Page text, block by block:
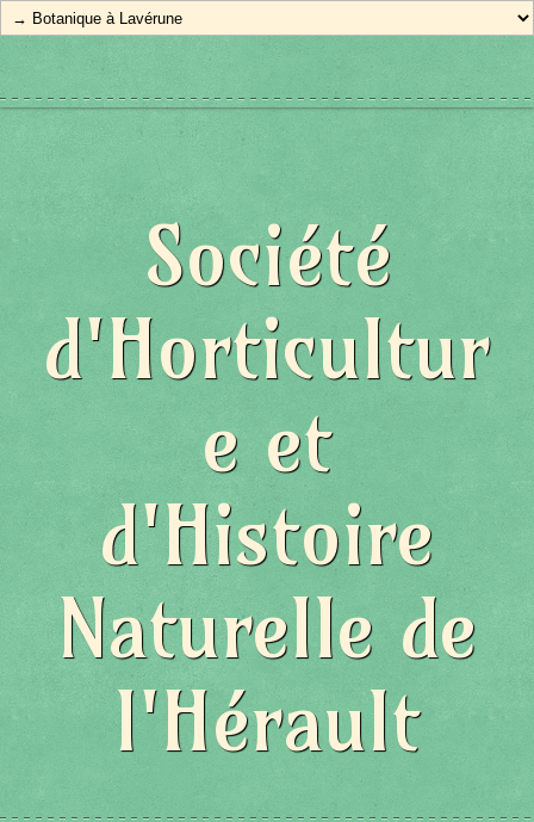
Société
d'Horticultur
e et
d'Histoire
Naturelle de
l'Hérault